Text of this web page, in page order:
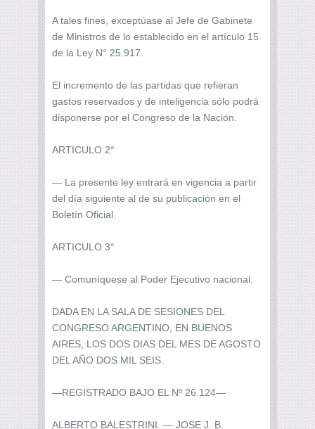
A tales fines, exceptúase al Jefe de Gabinete
de Ministros de lo establecido en el artículo 15
de la Ley N° 25.917.
El incremento de las partidas que refieran
gastos reservados y de inteligencia sólo podrá
disponerse por el Congreso de la Nación.
ARTICULO 2°
— La presente ley entrará en vigencia a partir
del día siguiente al de su publicación en el
Boletín Oficial.
ARTICULO 3°
— Comuníquese al Poder Ejecutivo nacional.
DADA EN LA SALA DE SESIONES DEL
CONGRESO ARGENTINO, EN BUENOS
AIRES, LOS DOS DIAS DEL MES DE AGOSTO
DEL AÑO DOS MIL SEIS.
—REGISTRADO BAJO EL Nº 26.124—
ALBERTO BALESTRINI. — JOSE J. B.